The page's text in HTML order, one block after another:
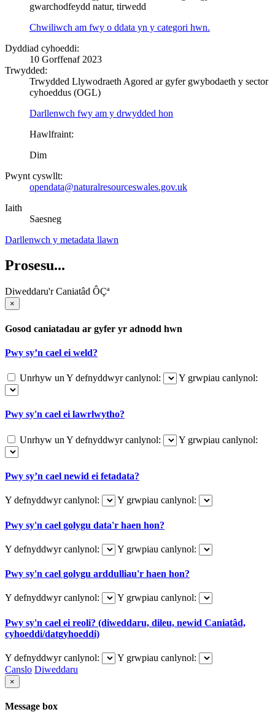
gwarchodfeydd natur, tirwedd
Chwiliwch am fwy o ddata yn y categori hwn.
Dyddiad cyhoeddi:
10 Gorffenaf 2023
Trwydded:
Trwydded Llywodraeth Agored ar gyfer gwybodaeth y sector
cyhoeddus (OGL)
Darllenwch fwy am y drwydded hon
Hawlfraint:
Dim
Pwynt cyswllt:
opendata@naturalresourceswales.gov.uk
Iaith
Saesneg
Darllenwch y metadata llawn
Prosesu...
Diweddaru'r Caniatâd ÔÇª
×
Gosod caniatadau ar gyfer yr adnodd hwn
Pwy sy’n cael ei weld?
Unrhyw un Y defnyddwyr canlynol: Y grwpiau canlynol:
Pwy sy'n cael ei lawrlwytho?
Unrhyw un Y defnyddwyr canlynol: Y grwpiau canlynol:
Pwy sy’n cael newid ei fetadata?
Y defnyddwyr canlynol: Y grwpiau canlynol:
Pwy sy'n cael golygu data'r haen hon?
Y defnyddwyr canlynol: Y grwpiau canlynol:
Pwy sy'n cael golygu arddulliau'r haen hon?
Y defnyddwyr canlynol: Y grwpiau canlynol:
Pwy sy'n cael ei reoli? (diweddaru, dileu, newid Caniatâd,
cyhoeddi/datgyhoeddi)
Y defnyddwyr canlynol:
Y grwpiau canlynol:
Canslo Diweddaru
×
Message box